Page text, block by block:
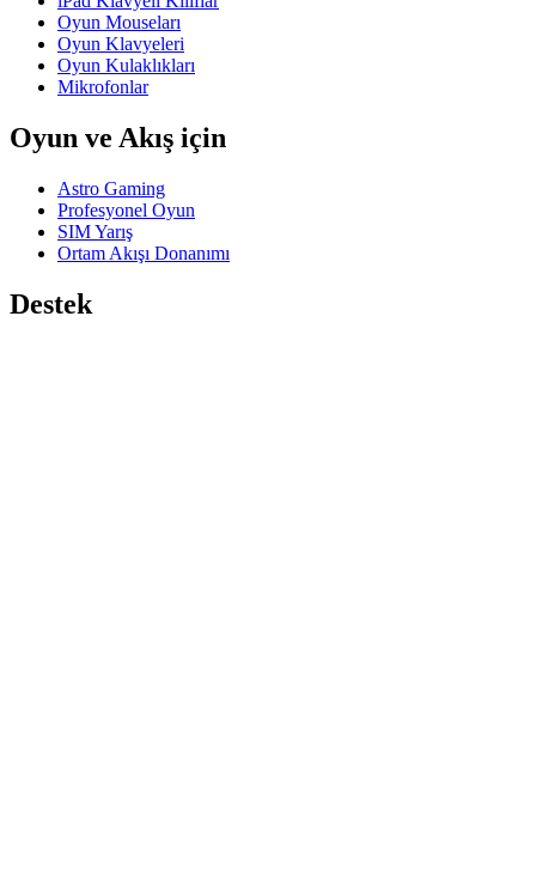
Oyun Mouseları
Oyun Klavyeleri
Oyun Kulaklıkları
Mikrofonlar
Oyun ve Akış için
Astro Gaming
Profesyonel Oyun
SIM Yarış
Ortam Akışı Donanımı
Destek